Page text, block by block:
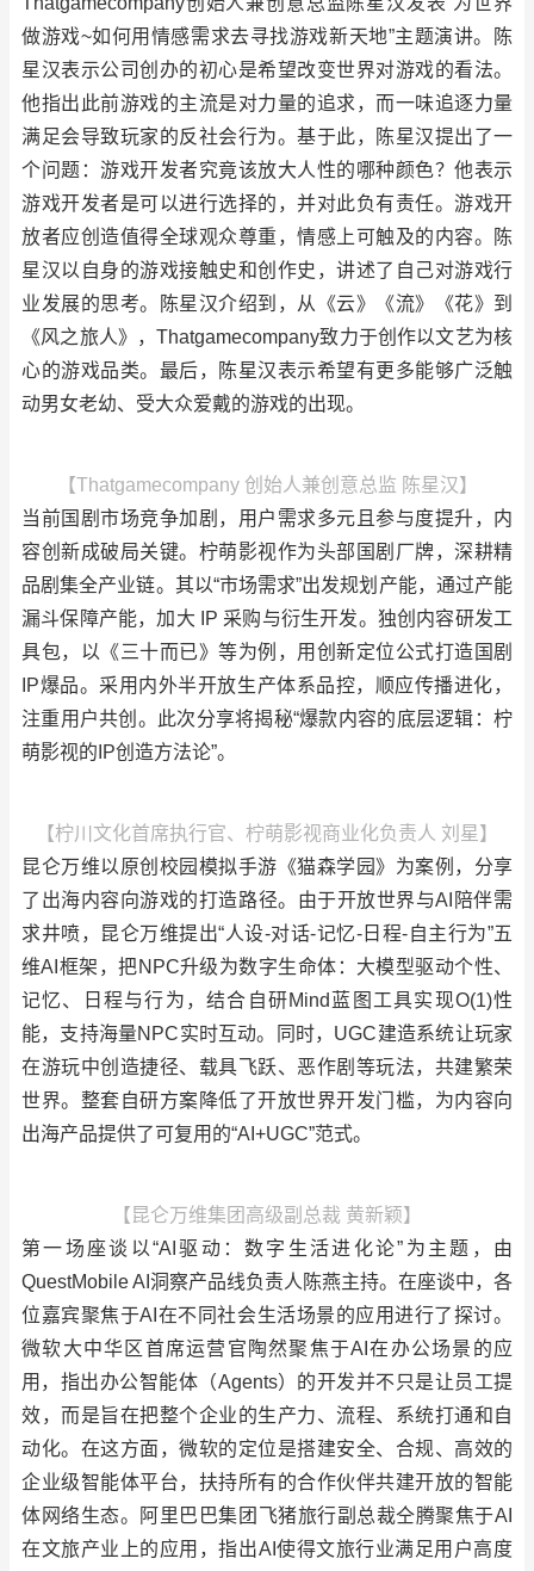
做游戏~如何用情感需求去寻找游戏新天地”主题演讲。陈
星汉表示公司创办的初心是希望改变世界对游戏的看法。
他指出此前游戏的主流是对力量的追求，而一味追逐力量
满足会导致玩家的反社会行为。基于此，陈星汉提出了一
个问题：游戏开发者究竟该放大人性的哪种颜色？他表示
游戏开发者是可以进行选择的，并对此负有责任。游戏开
放者应创造值得全球观众尊重，情感上可触及的内容。陈
星汉以自身的游戏接触史和创作史，讲述了自己对游戏行
业发展的思考。陈星汉介绍到，从《云》《流》《花》到
《风之旅人》，Thatgamecompany致力于创作以文艺为核
心的游戏品类。最后，陈星汉表示希望有更多能够广泛触
动男女老幼、受大众爱戴的游戏的出现。
【Thatgamecompany 创始人兼创意总监 陈星汉】
当前国剧市场竞争加剧，用户需求多元且参与度提升，内
容创新成破局关键。柠萌影视作为头部国剧厂牌，深耕精
品剧集全产业链。其以“市场需求”出发规划产能，通过产能
漏斗保障产能，加大 IP 采购与衍生开发。独创内容研发工
具包，以《三十而已》等为例，用创新定位公式打造国剧
IP爆品。采用内外半开放生产体系品控，顺应传播进化，
注重用户共创。此次分享将揭秘“爆款内容的底层逻辑：柠
萌影视的IP创造方法论”。
【柠川文化首席执行官、柠萌影视商业化负责人 刘星】
昆仑万维以原创校园模拟手游《猫森学园》为案例，分享
了出海内容向游戏的打造路径。由于开放世界与AI陪伴需
求井喷，昆仑万维提出“人设-对话-记忆-日程-自主行为”五
维AI框架，把NPC升级为数字生命体：大模型驱动个性、
记忆、日程与行为，结合自研Mind蓝图工具实现O(1)性
能，支持海量NPC实时互动。同时，UGC建造系统让玩家
在游玩中创造捷径、载具飞跃、恶作剧等玩法，共建繁荣
世界。整套自研方案降低了开放世界开发门槛，为内容向
出海产品提供了可复用的“AI+UGC”范式。
【昆仑万维集团高级副总裁 黄新颖】
第一场座谈以“AI驱动：数字生活进化论”为主题，由
QuestMobile AI洞察产品线负责人陈燕主持。在座谈中，各
位嘉宾聚焦于AI在不同社会生活场景的应用进行了探讨。
微软大中华区首席运营官陶然聚焦于AI在办公场景的应
用，指出办公智能体（Agents）的开发并不只是让员工提
效，而是旨在把整个企业的生产力、流程、系统打通和自
动化。在这方面，微软的定位是搭建安全、合规、高效的
企业级智能体平台，扶持所有的合作伙伴共建开放的智能
体网络生态。阿里巴巴集团飞猪旅行副总裁仝腾聚焦于AI
在文旅产业上的应用，指出AI使得文旅行业满足用户高度